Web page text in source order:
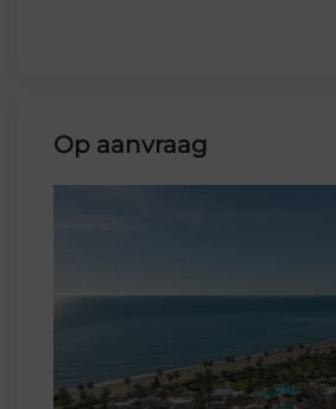
Op aanvraag